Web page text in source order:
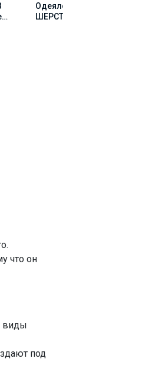
Одеяло ВЕРБЛЮЖЬЯ
ШЕРСТЬ
что он
виды
под